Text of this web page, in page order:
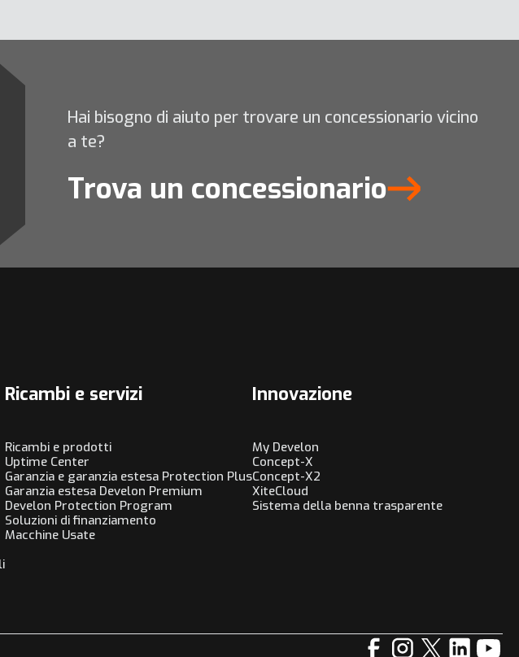
Hai bisogno di aiuto per trovare un concessionario vicino
a te?
Trova un concessionario
Ricambi e servizi
Ricambi e prodotti
Uptime Center
Garanzia e garanzia estesa Protection Plus
Garanzia estesa Develon Premium
Develon Protection Program
Soluzioni di finanziamento
Macchine Usate
Innovazione
My Develon
Concept-X
Concept-X2
XiteCloud
Sistema della benna trasparente